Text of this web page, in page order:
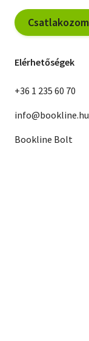
Csatlakozom
Elérhetőségek
+36 1 235 60 70
info@bookline.hu
Bookline Bolt